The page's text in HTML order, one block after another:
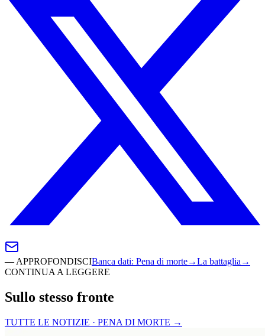
— APPROFONDISCIBanca dati: Pena di morte→La battaglia →
CONTINUA A LEGGERE
Sullo stesso fronte
TUTTE LE NOTIZIE · PENA DI MORTE →